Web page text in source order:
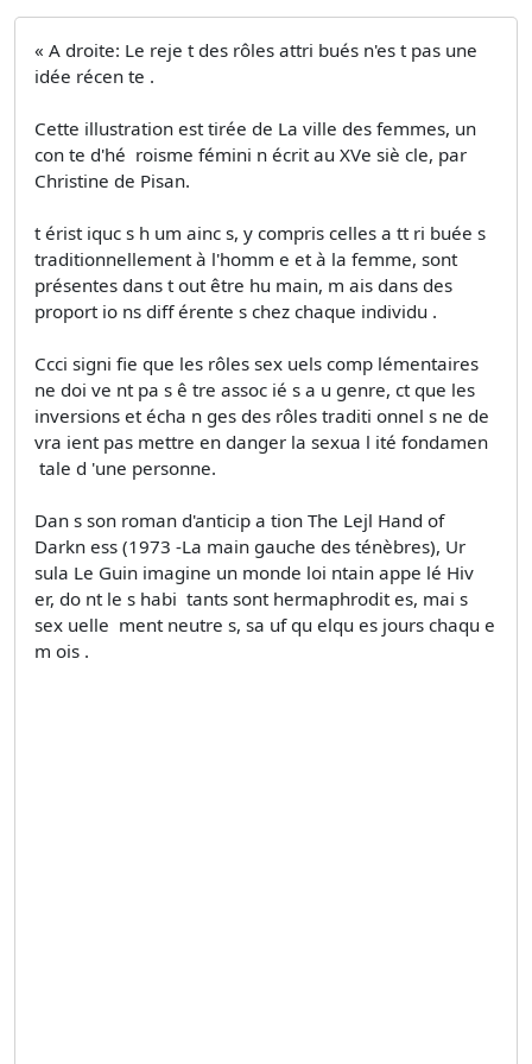
« A droite: Le reje t des rôles attri­ bués n'es t pas une
idée récen te .
Cette illustration est tirée de La ville des femmes, un
con te d'hé ­ roisme fémini n écrit au XVe siè­ cle, par
Christine de Pisan.
t érist iquc s h um ainc s, y compris celles a tt ri­ buée s
traditionnellement à l'homm e et à la femme, sont
présentes dans t out être hu­ main, m ais dans des
proport io ns diff érente s chez chaque individu .
Ccci signi fie que les rôles sex uels comp lémentaires
ne doi ve nt pa s ê tre assoc ié s a u genre, ct que les
inversions et écha n ges des rôles traditi onnel s ne de
vra ient pas mettre en danger la sexua l ité fondamen
­ tale d 'une personne.
Dan s son roman d'anticip a tion The Lejl Hand of
Darkn ess (1973 -La main gauche des ténèbres), Ur
sula Le Guin imagine un monde loi ntain appe lé Hiv
er, do nt le s habi ­ tants sont hermaphrodit es, mai s
sex uelle ­ ment neutre s, sa uf qu elqu es jours chaqu e
m ois .